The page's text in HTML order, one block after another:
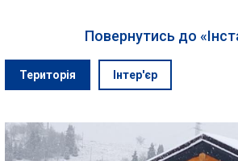
Повернутись до
Територія Інтер'єр